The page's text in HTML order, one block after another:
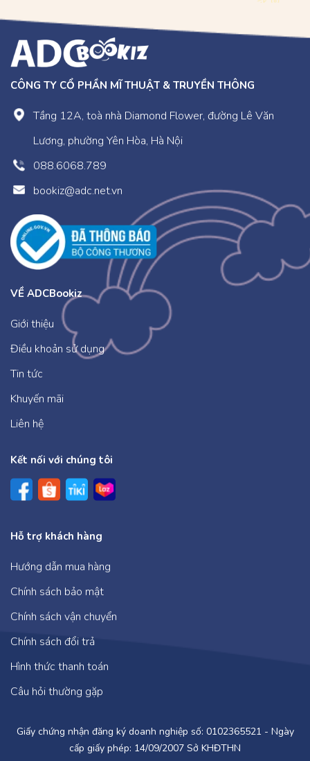
CÔNG TY CỔ PHẦN MĨ THUẬT & TRUYỀN THÔNG
Tầng 12A, toà nhà Diamond Flower, đường Lê Văn
Lương, phường Yên Hòa, Hà Nội
088.6068.789
bookiz@adc.net.vn
VỀ ADCBookiz
Giới thiệu
Điều khoản sử dụng
Tin tức
Khuyến mãi
Liên hệ
Kết nối với chúng tôi
Hỗ trợ khách hàng
Hướng dẫn mua hàng
Chính sách bảo mật
Chính sách vận chuyển
Chính sách đổi trả
Hình thức thanh toán
Câu hỏi thường gặp
Giấy chứng nhận đăng ký doanh nghiệp số: 0102365521 - Ngày
cấp giấy phép: 14/09/2007 Sở KHĐTHN